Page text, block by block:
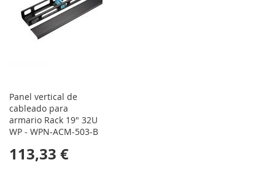
Panel vertical de
cableado para
armario Rack 19" 32U
WP - WPN-ACM-503-B
113,33 €